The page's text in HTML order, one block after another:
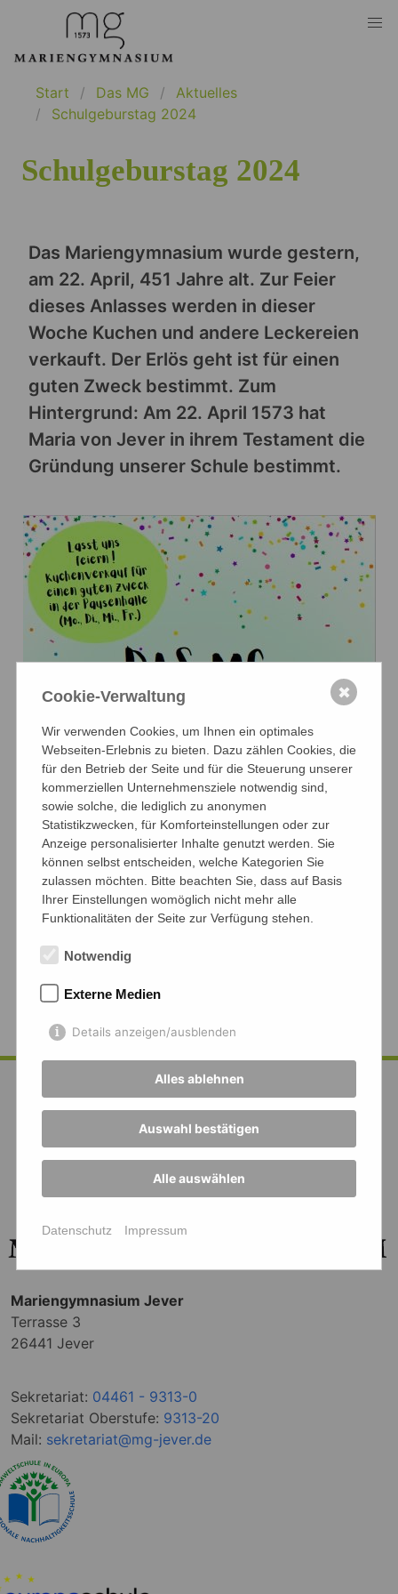
Start Das MG
Aktuelles
Schulgeburstag 2024
Schulgeburstag 2024
Das Mariengymnasium wurde gestern,
am 22. April, 451 Jahre alt. Zur Feier
dieses Anlasses werden in dieser
Woche Kuchen und andere Leckereien
verkauft. Der Erlös geht ist für einen
guten Zweck bestimmt. Zum
Hintergrund: Am 22. April 1573 hat
Maria von Jever in ihrem Testament die
Gründung unserer Schule bestimmt.
Mariengymnasium Jever
Terrasse 3
26441 Jever
Sekretariat: 04461 - 9313-0
Sekretariat Oberstufe: 9313-20
Mail: sekretariat@mg-jever.de
Cookie-Verwaltung
Wir verwenden Cookies, um Ihnen ein optimales
Webseiten-Erlebnis zu bieten. Dazu zählen Cookies, die
für den Betrieb der Seite und für die Steuerung unserer
kommerziellen Unternehmensziele notwendig sind,
sowie solche, die lediglich zu anonymen
Statistikzwecken, für Komforteinstellungen oder zur
Anzeige personalisierter Inhalte genutzt werden. Sie
können selbst entscheiden, welche Kategorien Sie
zulassen möchten. Bitte beachten Sie, dass auf Basis
Ihrer Einstellungen womöglich nicht mehr alle
Funktionalitäten der Seite zur Verfügung stehen.
Notwendig
Externe Medien
Details anzeigen/ausblenden
Alles ablehnen
Auswahl bestätigen
Alle auswählen
Datenschutz Impressum
✖